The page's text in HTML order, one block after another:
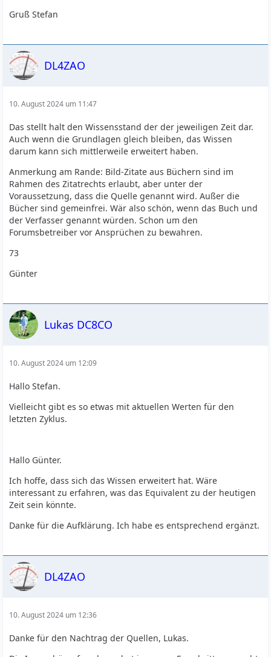
Gruß Stefan
DL4ZAO
10. August 2024 um 11:47
Das stellt halt den Wissensstand der der jeweiligen Zeit dar.
Auch wenn die Grundlagen gleich bleiben, das Wissen
darum kann sich mittlerweile erweitert haben.
Anmerkung am Rande: Bild-Zitate aus Büchern sind im
Rahmen des Zitatrechts erlaubt, aber unter der
Voraussetzung, dass die Quelle genannt wird. Außer die
Bücher sind gemeinfrei. Wär also schön, wenn das Buch und
der Verfasser genannt würden. Schon um den
Forumsbetreiber vor Ansprüchen zu bewahren.
73
Günter
Lukas DC8CO
10. August 2024 um 12:09
Hallo Stefan.
Vielleicht gibt es so etwas mit aktuellen Werten für den
letzten Zyklus.
Hallo Günter.
Ich hoffe, dass sich das Wissen erweitert hat. Wäre
interessant zu erfahren, was das Equivalent zu der heutigen
Zeit sein könnte.
Danke für die Aufklärung. Ich habe es entsprechend ergänzt.
DL4ZAO
10. August 2024 um 12:36
Danke für den Nachtrag der Quellen, Lukas.